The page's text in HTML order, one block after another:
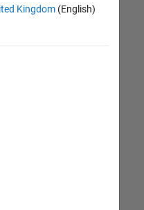
Kingdom(English)